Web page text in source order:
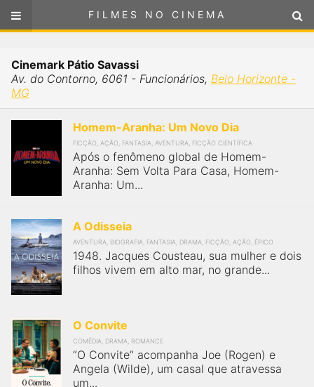
FILMES NO CINEMA
Cinemark Pátio Savassi
Av. do Contorno, 6061 - Funcionários, Belo Horizonte -
MG
Homem-Aranha: Um Novo Dia
FICÇÃO, AÇÃO, FANTASIA, AVENTURA, FICÇÃO CIENTÍFICA
Após o fenômeno global de Homem-
Aranha: Sem Volta Para Casa, Homem-
Aranha: Um...
A Odisseia
AVENTURA, BIOGRAFIA, FANTASIA, DRAMA, FICÇÃO, AÇÃO, ÉPICO
1948. Jacques Cousteau, sua mulher e dois
filhos vivem em alto mar, no grande...
O Convite
COMÉDIA, DRAMA, ROMANCE
“O Convite” acompanha Joe (Rogen) e
Angela (Wilde), um casal que atravessa
um...
FILMES NO CINEMA
BELO HORIZONTE - MG
SELECIONE SUA LOCALIZAÇÃO
FILMES EM CARTAZ
PRÓXIMOS LANÇAMENTOS
GÊNEROS
NOTÍCIAS
PÁGINA INICIAL
FilmesNoCinema.com.bré o maior localizador de filmes e
sessões de cinema no Brasil. Através dele, você pode
encontrar os filmes no cinema mais próximos a você ou a
qualquer cidade em território brasileiro. Você pode também
acessar informações sobre cinemas, horários, assistir aos